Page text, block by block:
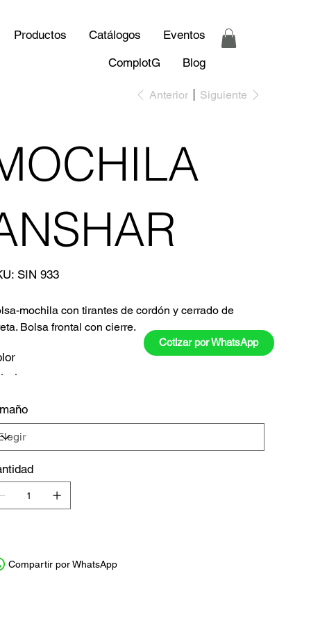
Productos Catálogos
Eventos
ComplotG
Blog
Anterior Siguiente
SKU
SIN
SIN 933
mochila con tirantes de cordón y cerrado de
Bolsa frontal con cierre.
Compartir por WhatsApp
Cotizar por WhatsApp